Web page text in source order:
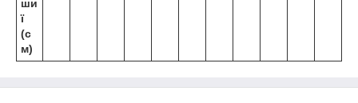
ши
ї
(с
м)